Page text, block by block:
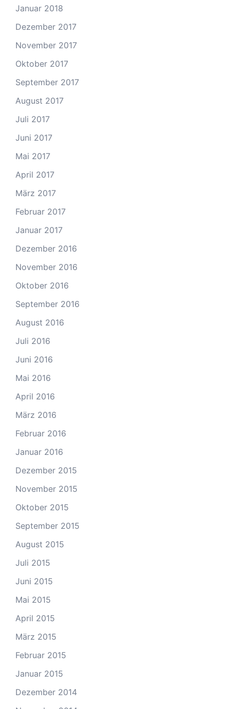
Januar 2018
Dezember 2017
November 2017
Oktober 2017
September 2017
August 2017
Juli 2017
Juni 2017
Mai 2017
April 2017
März 2017
Februar 2017
Januar 2017
Dezember 2016
November 2016
Oktober 2016
September 2016
August 2016
Juli 2016
Juni 2016
Mai 2016
April 2016
März 2016
Februar 2016
Januar 2016
Dezember 2015
November 2015
Oktober 2015
September 2015
August 2015
Juli 2015
Juni 2015
Mai 2015
April 2015
März 2015
Februar 2015
Januar 2015
Dezember 2014